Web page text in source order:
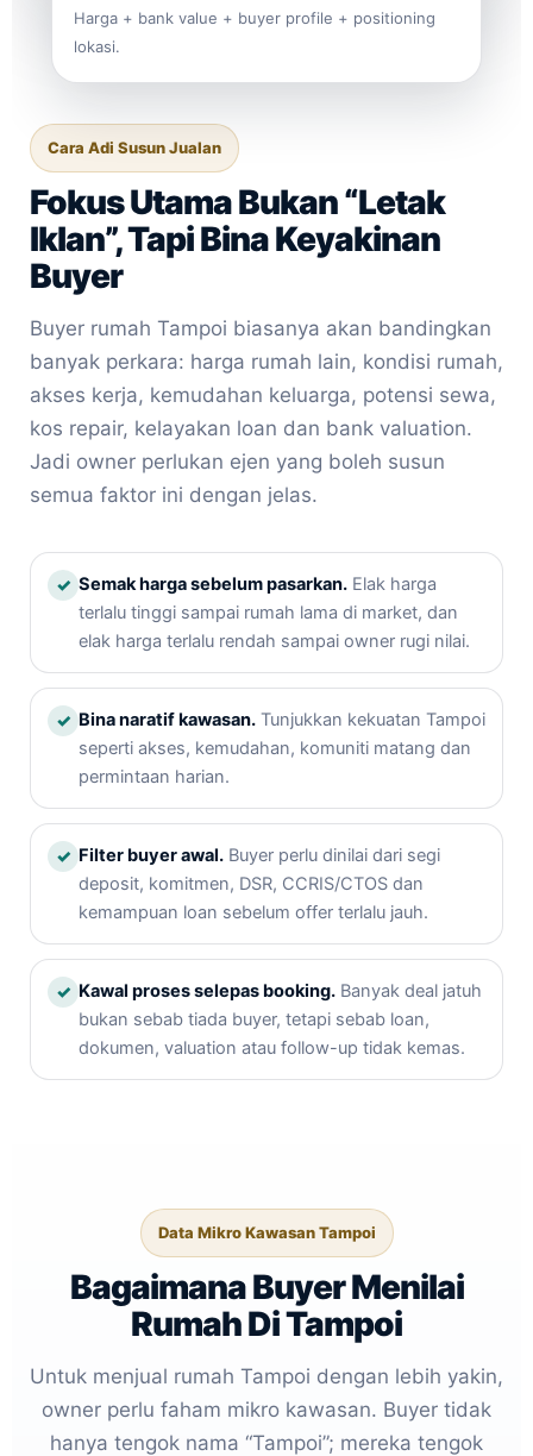
Harga + bank value + buyer profile + positioning
lokasi.
Cara Adi Susun Jualan
Fokus Utama Bukan “Letak
Iklan”, Tapi Bina Keyakinan
Buyer
Buyer rumah Tampoi biasanya akan bandingkan
banyak perkara: harga rumah lain, kondisi rumah,
akses kerja, kemudahan keluarga, potensi sewa,
kos repair, kelayakan loan dan bank valuation.
Jadi owner perlukan ejen yang boleh susun
semua faktor ini dengan jelas.
✓ Semak harga sebelum pasarkan. Elak harga
terlalu tinggi sampai rumah lama di market, dan
elak harga terlalu rendah sampai owner rugi nilai.
✓ Bina naratif kawasan. Tunjukkan kekuatan Tampoi
seperti akses, kemudahan, komuniti matang dan
permintaan harian.
✓ Filter buyer awal. Buyer perlu dinilai dari segi
deposit, komitmen, DSR, CCRIS/CTOS dan
kemampuan loan sebelum offer terlalu jauh.
✓ Kawal proses selepas booking. Banyak deal jatuh
bukan sebab tiada buyer, tetapi sebab loan,
dokumen, valuation atau follow-up tidak kemas.
Data Mikro Kawasan Tampoi
Bagaimana Buyer Menilai
Rumah Di Tampoi
Untuk menjual rumah Tampoi dengan lebih yakin,
owner perlu faham mikro kawasan. Buyer tidak
hanya tengok nama “Tampoi”; mereka tengok